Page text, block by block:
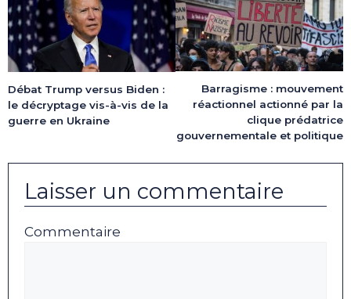
Débat Trump versus Biden :
le décryptage vis-à-vis de la
guerre en Ukraine
Barragisme : mouvement
réactionnel actionné par la
clique prédatrice
gouvernementale et politique
Laisser un commentaire
Commentaire